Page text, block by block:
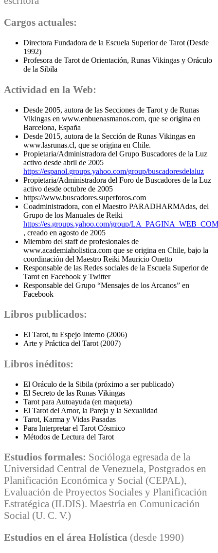
Cargos actuales:
Directora Fundadora de la Escuela Superior de Tarot (Desde
1992)
Profesora de Tarot de Orientación, Runas Vikingas y Oráculo
de la Sibila
Actividad en la Web:
Desde 2005, autora de las Secciones de Tarot y de Runas
Vikingas en www.enbuenasmanos.com, que se origina en
Barcelona, España
Desde 2015, autora de la Sección de Runas Vikingas en
www.lasrunas.cl, que se origina en Chile.
Propietaria/Administradora del Grupo Buscadores de la Luz
activo desde abril de 2005
https://espanol.groups.yahoo.com/group/buscadoresdelaluz
Propietaria/Administradora del Foro de Buscadores de la Luz
activo desde octubre de 2005
https://www.buscadores.superforos.com
Coadministradora, con el Maestro PARADHARMAdas, del
Grupo de los Manuales de Reiki
https://es.groups.yahoo.com/group/
, creado en agosto de 2005
Miembro del staff de profesionales de
www.academiaholistica.com que se origina en Chile, bajo la
coordinación del Maestro Reiki Mauricio Onetto
Responsable de las Redes sociales de la Escuela Superior de
Tarot en Facebook y Twitter
Responsable del Grupo “Mensajes de los Arcanos” en
Facebook
Libros publicados:
El Tarot, tu Espejo Interno (2006)
Arte y Práctica del Tarot (2007)
Libros inéditos:
El Oráculo de la Sibila (próximo a ser publicado)
El Secreto de las Runas Vikingas
Tarot para Autoayuda (en maqueta)
El Tarot del Amor, la Pareja y la Sexualidad
Tarot, Karma y Vidas Pasadas
Para Interpretar el Tarot Cósmico
Métodos de Lectura del Tarot
Estudios formales: Socióloga egresada de la
Universidad Central de Venezuela, Postgrados en
Planificación Económica y Social (CEPAL),
Evaluación de Proyectos Sociales y Planificación
Estratégica (ILDIS). Maestría en Comunicación
Social (U. C. V.)
Estudios en el área Holística (desde 1990)